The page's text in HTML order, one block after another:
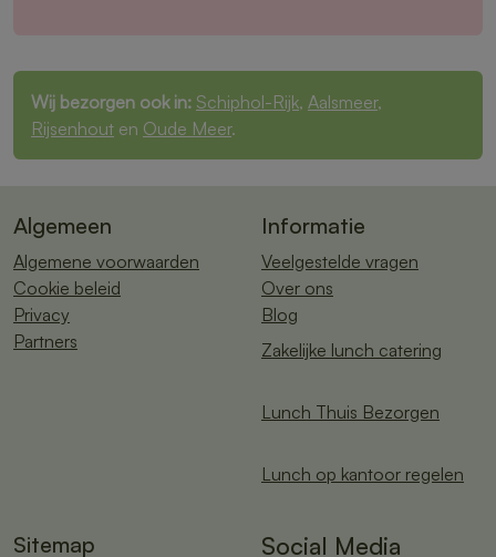
Wij bezorgen ook in: Schiphol-Rijk, Aalsmeer,
Rijsenhout en Oude Meer.
Algemeen
Algemene voorwaarden
Cookie beleid
Privacy
Partners
Informatie
Veelgestelde vragen
Over ons
Blog
Zakelijke lunch catering
Lunch Thuis Bezorgen
Lunch op kantoor regelen
Sitemap Social Media